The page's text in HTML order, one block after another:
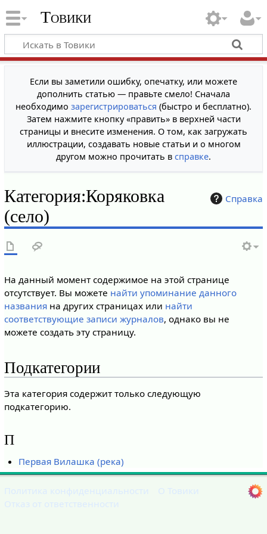
Товики
Если вы заметили ошибку, опечатку, или можете
дополнить статью — правьте смело! Сначала
необходимо зарегистрироваться (быстро и бесплатно).
Затем нажмите кнопку «править» в верхней части
страницы и внесите изменения. О том, как загружать
иллюстрации, создавать новые статьи и о многом
другом можно прочитать в справке.
Справка
Категория:Коряковка
(село)
На данный момент содержимое на этой странице
отсутствует. Вы можете найти упоминание данного
названияна других страницах или найти
соответствующие записи журналов, однако вы не
можете создать эту страницу.
Подкатегории
Эта категория содержит только следующую
подкатегорию.
П
Первая Вилашка (река)